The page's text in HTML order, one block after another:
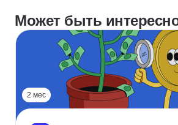
Может быть
2 мес